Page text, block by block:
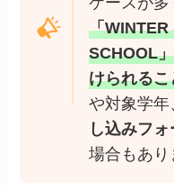
「WINTER
SCHOOL
けられる
や対象学年
し込みフォ
場合もあり